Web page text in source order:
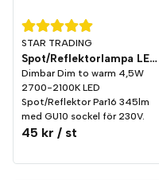
STAR TRADING
Spot/Reflektorlampa LED 345lm GU10 2700-2100K Dim to warm
Dimbar Dim to warm 4,5W
2700-2100K LED
Spot/Reflektor Par16 345lm
med GU10 sockel för 230V.
45 kr / st